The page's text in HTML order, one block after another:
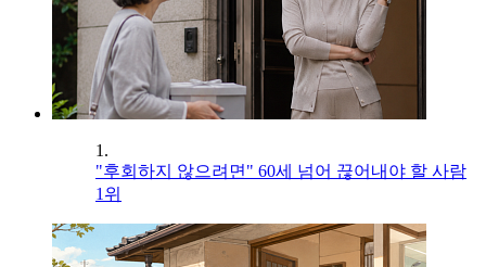
1.
"후회하지 않으려면" 60세 넘어 끊어내야 할 사람
1위